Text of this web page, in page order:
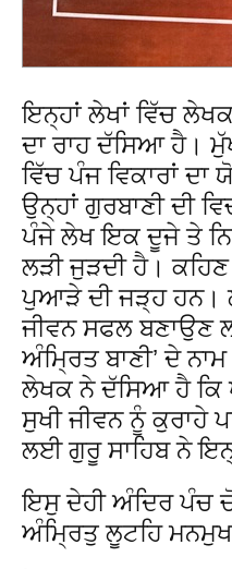
ਇਨ੍ਹਾਂ ਲੇਖਾਂ ਵਿੱਚ
ਦਾ ਰਾਹ ਦੱਸਿਆ ਹੈ।
ਵਿੱਚ ਪੰਜ ਵਿਕਾਰਾਂ ਦਾ
ਉਨ੍ਹਾਂ ਗੁਰਬਾਣੀ ਦੀ
ਪੰਜੇ ਲੇਖ ਇਕ ਦੂਜੇ ਤੇ
ਲੜੀ ਜੁੜਦੀ ਹੈ।
ਪੁਆੜੇ ਦੀ ਜੜ੍ਹ ਹਨ।
ਜੀਵਨ ਸਫਲ ਬਣਾਉਣ
ਅੰਮਿ੍ਰਤ ਬਾਣੀ’ ਦੇ
ਲੇਖਕ ਨੇ ਦੱਸਿਆ ਹੈ ਕਿ
ਸੁਖੀ ਜੀਵਨ ਨੂੰ ਕੁਰਾਹੇ
ਲਈ ਗੁਰੂ ਸਾਹਿਬ ਨੇ
ਇਸੁ ਦੇਹੀ ਅੰਦਿਰ ਪੰਚ
ਅੰਮਿ੍ਰਤੁ ਲੂਟਹਿ